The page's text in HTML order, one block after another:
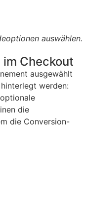
auswählen.
Checkout
ausgewählt
werden:
die
die Conversion-